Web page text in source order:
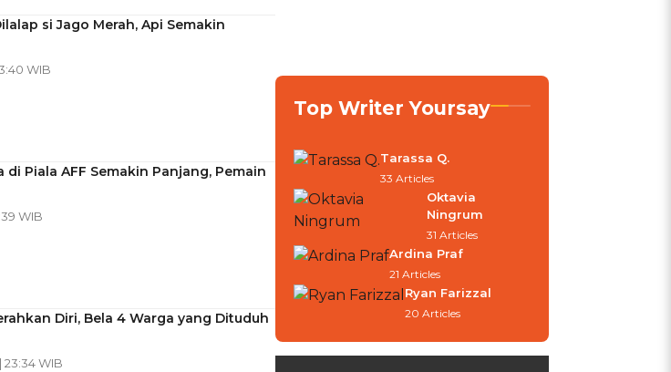
si Jago Merah, Api Semakin
WIB
Piala AFF Semakin Panjang, Pemain
WIB
Diri, Bela 4 Warga yang Dituduh
23:34 WIB
Top Writer Yoursay
Tarassa Q.
33 Articles
Oktavia
Ningrum
31 Articles
Ardina Praf
21 Articles
Ryan Farizzal
20 Articles